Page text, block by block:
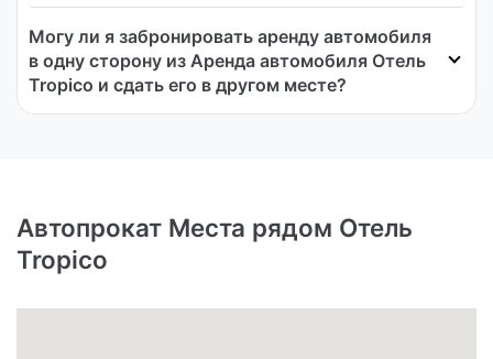
Могу ли я забронировать аренду автомобиля
в одну сторону из Аренда автомобиля Отель
Tropico и сдать его в другом месте?
Автопрокат Места рядом Отель
Tropico